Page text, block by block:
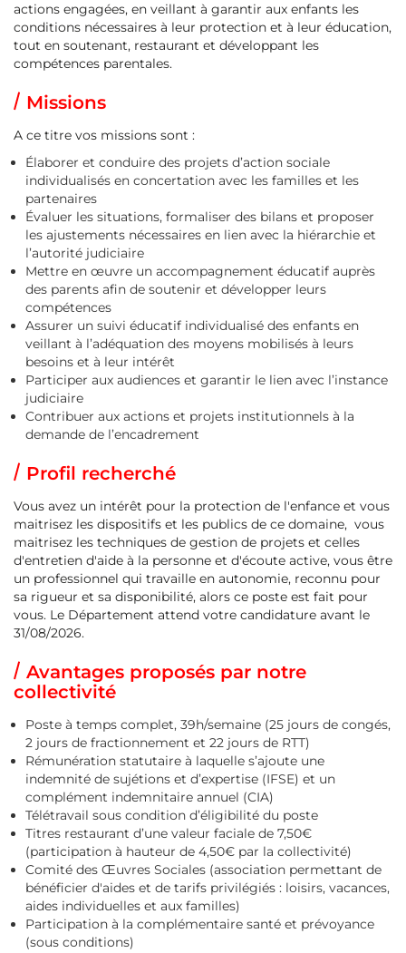
actions engagées, en veillant à garantir aux enfants les
conditions nécessaires à leur protection et à leur éducation,
tout en soutenant, restaurant et développant les
compétences parentales.
Missions
A ce titre vos missions sont :
Élaborer et conduire des projets d’action sociale
individualisés en concertation avec les familles et les
partenaires
Évaluer les situations, formaliser des bilans et proposer
les ajustements nécessaires en lien avec la hiérarchie et
l’autorité judiciaire
Mettre en œuvre un accompagnement éducatif auprès
des parents afin de soutenir et développer leurs
compétences
Assurer un suivi éducatif individualisé des enfants en
veillant à l’adéquation des moyens mobilisés à leurs
besoins et à leur intérêt
Participer aux audiences et garantir le lien avec l’instance
judiciaire
Contribuer aux actions et projets institutionnels à la
demande de l’encadrement
Profil recherché
Vous avez un intérêt pour la protection de l'enfance et vous
maitrisez les dispositifs et les publics de ce domaine, vous
maitrisez les techniques de gestion de projets et celles
d'entretien d'aide à la personne et d'écoute active, vous être
un professionnel qui travaille en autonomie, reconnu pour
sa rigueur et sa disponibilité, alors ce poste est fait pour
vous. Le Département attend votre candidature avant le
31/08/2026.
Avantages proposés par notre
collectivité
Poste à temps complet, 39h/semaine (25 jours de congés,
2 jours de fractionnement et 22 jours de RTT)
Rémunération statutaire à laquelle s’ajoute une
indemnité de sujétions et d’expertise (IFSE) et un
complément indemnitaire annuel (CIA)
Télétravail sous condition d’éligibilité du poste
Titres restaurant d’une valeur faciale de 7,50€
(participation à hauteur de 4,50€ par la collectivité)
Comité des Œuvres Sociales (association permettant de
bénéficier d'aides et de tarifs privilégiés : loisirs, vacances,
aides individuelles et aux familles)
Participation à la complémentaire santé et prévoyance
(sous conditions)